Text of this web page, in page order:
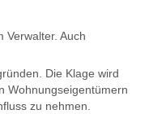
Verwalter. Auch
Die Klage wird
Wohnungseigentümern
zu nehmen.